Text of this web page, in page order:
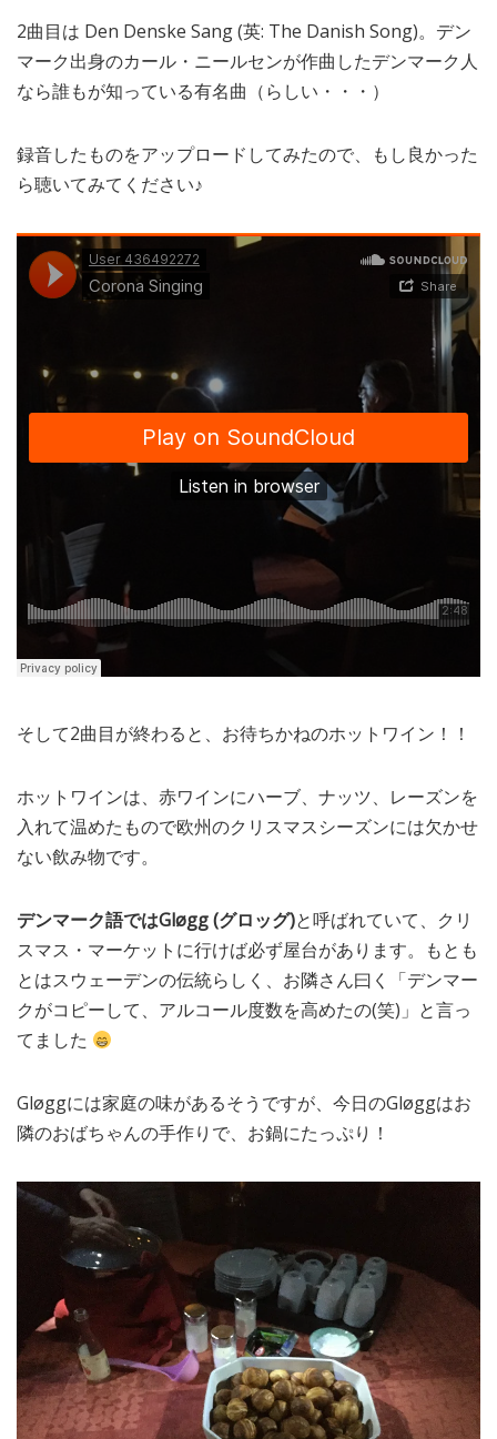
2曲目は Den Denske Sang (英: The Danish Song)。デン
マーク出身のカール・ニールセンが作曲したデンマーク人
なら誰もが知っている有名曲（らしい・・・）
録音したものをアップロードしてみたので、もし良かった
ら聴いてみてください♪
そして2曲目が終わると、お待ちかねのホットワイン！！
ホットワインは、赤ワインにハーブ、ナッツ、レーズンを
入れて温めたもので欧州のクリスマスシーズンには欠かせ
ない飲み物です。
デンマーク語ではGløgg (グロッグ)と呼ばれていて、クリ
スマス・マーケットに行けば必ず屋台があります。もとも
とはスウェーデンの伝統らしく、お隣さん曰く「デンマー
クがコピーして、アルコール度数を高めたの(笑)」と言っ
てました
Gløggには家庭の味があるそうですが、今日のGløggはお
隣のおばちゃんの手作りで、お鍋にたっぷり！